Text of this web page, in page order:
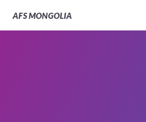
AFSMONGOLIA